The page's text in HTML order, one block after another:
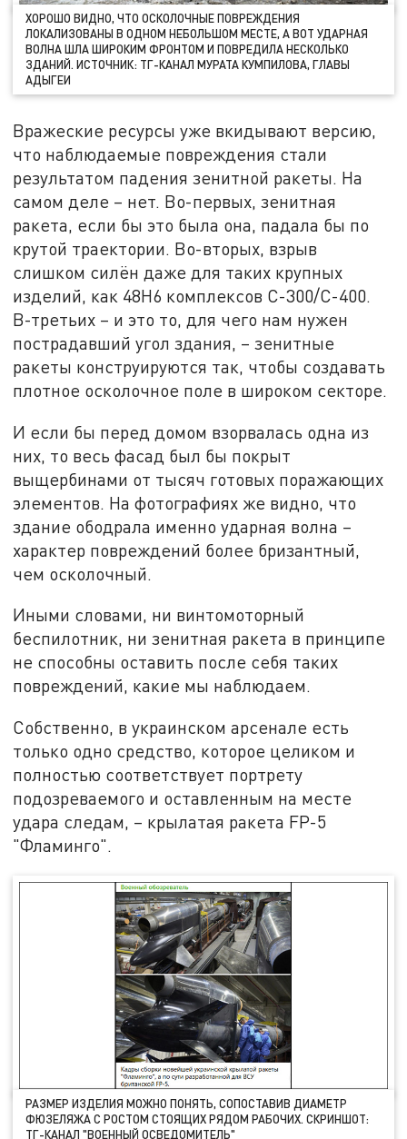
ХОРОШО ВИДНО, ЧТО ОСКОЛОЧНЫЕ ПОВРЕЖДЕНИЯ
ЛОКАЛИЗОВАНЫ В ОДНОМ НЕБОЛЬШОМ МЕСТЕ, А ВОТ УДАРНАЯ
ВОЛНА ШЛА ШИРОКИМ ФРОНТОМ И ПОВРЕДИЛА НЕСКОЛЬКО
ЗДАНИЙ. ИСТОЧНИК: ТГ-КАНАЛ МУРАТА КУМПИЛОВА, ГЛАВЫ
АДЫГЕИ
Вражеские ресурсы уже вкидывают версию,
что наблюдаемые повреждения стали
результатом падения зенитной ракеты. На
самом деле – нет. Во-первых, зенитная
ракета, если бы это была она, падала бы по
крутой траектории. Во-вторых, взрыв
слишком силён даже для таких крупных
изделий, как 48Н6 комплексов С-300/С-400.
В-третьих – и это то, для чего нам нужен
пострадавший угол здания, – зенитные
ракеты конструируются так, чтобы создавать
плотное осколочное поле в широком секторе.
И если бы перед домом взорвалась одна из
них, то весь фасад был бы покрыт
выщербинами от тысяч готовых поражающих
элементов. На фотографиях же видно, что
здание ободрала именно ударная волна –
характер повреждений более бризантный,
чем осколочный.
Иными словами, ни винтомоторный
беспилотник, ни зенитная ракета в принципе
не способны оставить после себя таких
повреждений, какие мы наблюдаем.
Собственно, в украинском арсенале есть
только одно средство, которое целиком и
полностью соответствует портрету
подозреваемого и оставленным на месте
удара следам, – крылатая ракета FP-5
"Фламинго".
РАЗМЕР ИЗДЕЛИЯ МОЖНО ПОНЯТЬ, СОПОСТАВИВ ДИАМЕТР
ФЮЗЕЛЯЖА С РОСТОМ СТОЯЩИХ РЯДОМ РАБОЧИХ. СКРИНШОТ:
ТГ-КАНАЛ "ВОЕННЫЙ ОСВЕДОМИТЕЛЬ"